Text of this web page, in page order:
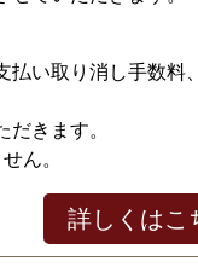
払い取り消し手数料
きます。
ん。
詳しくはこ